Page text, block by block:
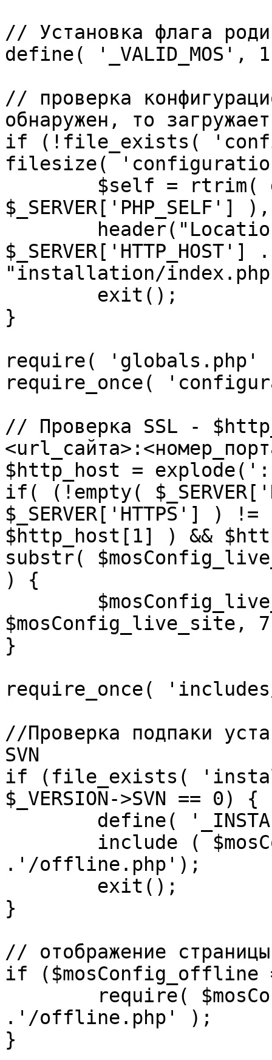
// Установка флага
define( '_VALID_MOS',
// проверка
обнаружен, то
if (!file_exists(
filesize(
"installation/
}
require(
require_once(
// Проверка SSL -
$http_host = explode(':',
if( (!empty(
$_SERVER['HTTPS']
$http_host[1] ) &&
substr(
) {
$mosConfig_live_site,
}
require_once(
//Проверка подпаки
SVN
if (file_exists(
$_VERSION->SVN == 0) {
.'/offline.php');
}
// отображение
if ($mosConfig_offline
.'/offline.php' );
}